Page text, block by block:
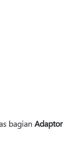
bagian Adaptor